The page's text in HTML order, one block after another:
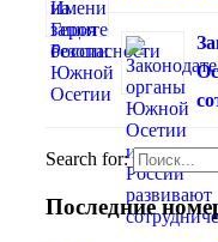
Search for:
Последние